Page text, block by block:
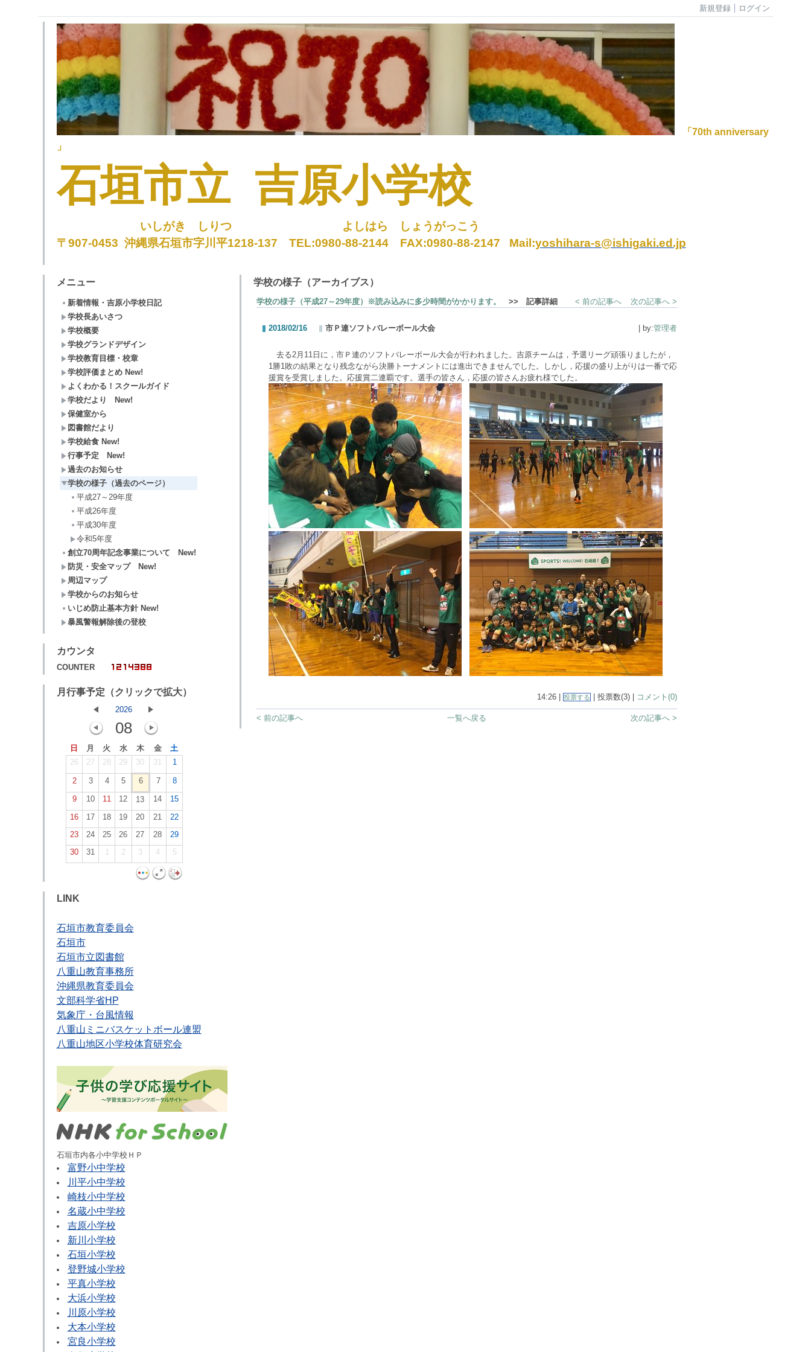
新規登録 ログイン
「70th anniversary
」
石垣市立 吉原小学校
いしがき しりつ よしはら しょうがっこう
〒907-0453 沖縄県石垣市字川平1218-137 TEL:0980-88-2144 FAX:0980-88-2147 Mail:yoshihara-s@ishigaki.ed.jp
メニュー
新着情報・吉原小学校日記
学校長あいさつ
学校概要
学校グランドデザイン
学校教育目標・校章
学校評価まとめ New!
よくわかる！スクールガイド
学校だより New!
保健室から
図書館だより
学校給食 New!
行事予定 New!
過去のお知らせ
学校の様子（過去のページ）
平成27～29年度
平成26年度
平成30年度
令和5年度
創立70周年記念事業について New!
防災・安全マップ New!
周辺マップ
学校からのお知らせ
いじめ防止基本方針 New!
暴風警報解除後の登校
カウンタ
COUNTER
月行事予定（クリックで拡大）
2026
08
日 月 火 水 木 金
土
26
27 28 29 30 31 1
2 3 4 5 6 7
8
9
10 11 12 13 14
15
16
17 18 19 20 21
22
23
24 25 26 27 28
29
30
31 1 2 3 4 5
LINK
石垣市教育委員会
石垣市
石垣市立図書館
八重山教育事務所
沖縄県教育委員会
文部科学省HP
気象庁・台風情報
八重山ミニバスケットボール連盟
八重山地区小学校体育研究会
石垣市内各小中学校ＨＰ
富野小中学校
川平小中学校
崎枝小中学校
名蔵小中学校
吉原小学校
新川小学校
石垣小学校
登野城小学校
平真小学校
大浜小学校
川原小学校
大本小学校
宮良小学校
学校の様子（アーカイブス）
学校の様子（平成27～29年度）※読み込みに多少時間がかかります。 >> 記事詳細 < 前の記事へ 次の記事へ >
2018/02/16 市Ｐ連ソフトバレーボール大会 | by:管理者
去る2月11日に，市Ｐ連のソフトバレーボール大会が行われました。吉原チームは，予選リーグ頑張りましたが，
1勝1敗の結果となり残念ながら決勝トーナメントには進出できませんでした。しかし，応援の盛り上がりは一番で応
援賞を受賞しました。応援賞二連覇です。選手の皆さん，応援の皆さんお疲れ様でした。
14:26 | 投票する | 投票数(3) | コメント(0)
< 前の記事へ 次の記事へ >
一覧へ戻る